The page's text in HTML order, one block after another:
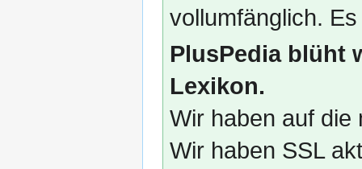
vollumfänglich.
PlusPedia blüht
Lexikon.
Wir haben auf die
Wir haben SSL